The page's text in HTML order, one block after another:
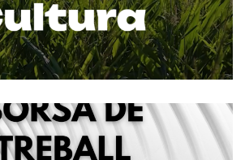
Altres